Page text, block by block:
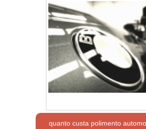
quanto custa polimento